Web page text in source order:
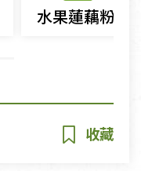
水果蓮藕粉羹